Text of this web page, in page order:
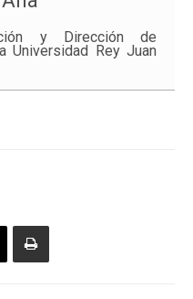
y Dirección de
Universidad Rey Juan